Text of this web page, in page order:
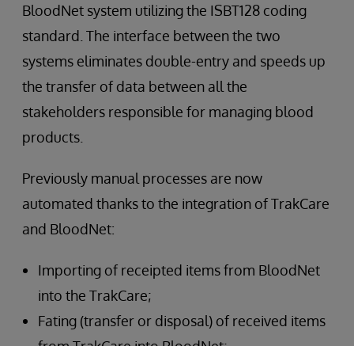
BloodNet system utilizing the ISBT128 coding
standard. The interface between the two
systems eliminates double-entry and speeds up
the transfer of data between all the
stakeholders responsible for managing blood
products.
Previously manual processes are now
automated thanks to the integration of TrakCare
and BloodNet:
Importing of receipted items from BloodNet
into the TrakCare;
Fating (transfer or disposal) of received items